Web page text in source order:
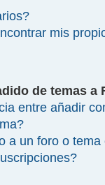
mis
de temas a
entre añadir
a un foro o